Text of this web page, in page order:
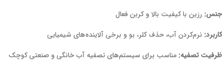
جنس: رزین با کیفیت بالا و کربن فعال
کاربرد: نرم‌کردن آب، حذف کلر، بو و برخی آلاینده‌های شیمیایی
ظرفیت تصفیه: مناسب برای سیستم‌های تصفیه آب خانگی و صنعتی کوچک